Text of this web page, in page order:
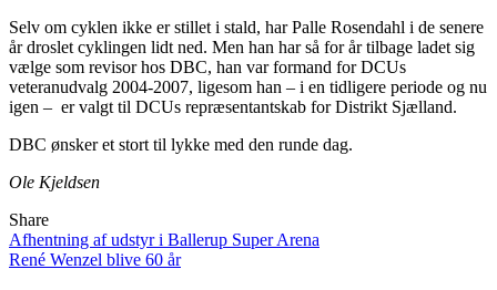
Selv om cyklen ikke er stillet i stald, har Palle Rosendahl i de senere
år droslet cyklingen lidt ned. Men han har så for år tilbage ladet sig
vælge som revisor hos DBC, han var formand for DCUs
veteranudvalg 2004-2007, ligesom han – i en tidligere periode og nu
igen – er valgt til DCUs repræsentantskab for Distrikt Sjælland.
DBC ønsker et stort til lykke med den runde dag.
Ole Kjeldsen
Share
Indlægsnavigation
Afhentning af udstyr i Ballerup Super Arena
René Wenzel blive 60 år